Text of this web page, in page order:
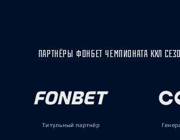
ПАРТНЁРЫ ФОНБЕТ ЧЕМПИОНАТА КХЛ
Титульный партнёр